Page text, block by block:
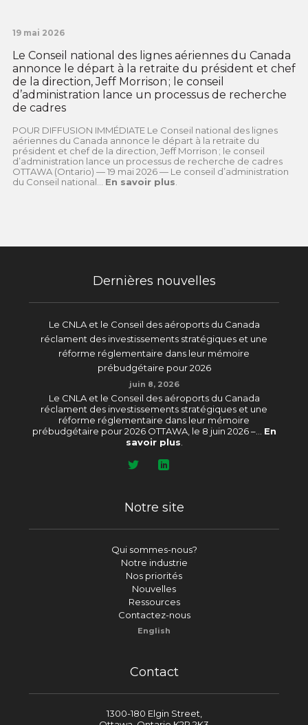
19 mai 2026
Le Conseil national des lignes aériennes du Canada
annonce le départ à la retraite du président et chef
de la direction, Jeff Morrison ; le conseil
d’administration lance un processus de recherche
de cadres
POUR DIFFUSION IMMÉDIATE Le Conseil national des lignes
aériennes du Canada annonce le départ à la retraite du
président et chef de la direction, Jeff Morrison ; le conseil
d’administration lance un processus de recherche de cadres
OTTAWA (Ontario) — 19 mai 2026 — Le conseil d’administration
du Conseil national... En savoir plus
Dernières nouvelles
Le CNLA et le Conseil des aéroports du Canada
réclament des investissements stratégiques et une
réforme réglementaire dans leur mémoire
prébudgétaire pour 2026
juin 8, 2026
Le CNLA et le Conseil des aéroports du Canada
réclament des investissements stratégiques et une
réforme réglementaire dans leur mémoire
prébudgétaire pour 2026 OTTAWA, le 8 juin 2026 –... En
savoir plus
Notre site
Qui sommes-nous?
Notre industrie
Nos priorités
Nouvelles
Ressources
Contactez-nous
English
Contact
1300-180 Elgin Street,